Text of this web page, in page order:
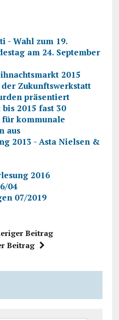
- Wahl zum 19.
am 24. September
2015
Zukunftswerkstatt
präsentiert
2015 fast 30
kommunale
aus
2013 - Asta Nielsen &
2016
04
07/2019
Beitrag
Beitrag